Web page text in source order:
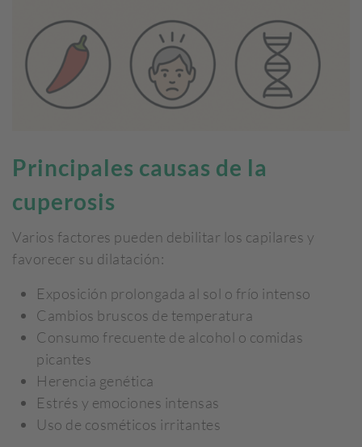
Principales causas de la
cuperosis
Varios factores pueden debilitar los capilares y
favorecer su dilatación:
Exposición prolongada al sol o frío intenso
Cambios bruscos de temperatura
Consumo frecuente de alcohol o comidas
picantes
Herencia genética
Estrés y emociones intensas
Uso de cosméticos irritantes